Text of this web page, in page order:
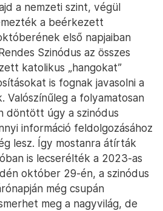
a nemzeti szint, végül
a beérkezett
első napjaiban
Szinódus az összes
katolikus „hangokat”
is fognak javasolni a
Valószínűleg a folyamatosan
döntött úgy a szinódus
információ feldolgozásához
lesz. Így mostanra átírták
is lecserélték a 2023-as
október 29-én, a szinódus
még csupán
meg a nagyvilág, de